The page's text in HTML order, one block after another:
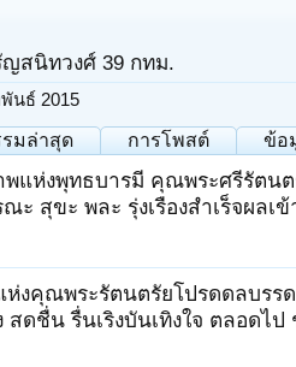
ญสนิทวงศ์ 39 กทม.
นธ์ 2015
รมล่าสุด การโพสต์ ข้อ
พแห่งพุทธบารมี คุณพระศรีรัตน
ะ สุขะ พละ รุ่งเรืองสำเร็จผล
ห่งคุณพระรัตนตรัยโปรดดลบร
สดชื่น รื่นเริงบันเทิงใจ ตลอดไ